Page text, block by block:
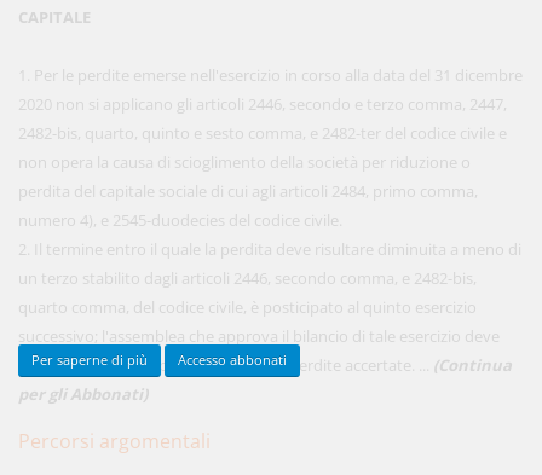
CAPITALE
1. Per le perdite emerse nell'esercizio in corso alla data del 31 dicembre
2020 non si applicano gli articoli 2446, secondo e terzo comma, 2447,
2482-bis, quarto, quinto e sesto comma, e 2482-ter del codice civile e
non opera la causa di scioglimento della società per riduzione o
perdita del capitale sociale di cui agli articoli 2484, primo comma,
numero 4), e 2545-duodecies del codice civile.
2. Il termine entro il quale la perdita deve risultare diminuita a meno di
un terzo stabilito dagli articoli 2446, secondo comma, e 2482-bis,
quarto comma, del codice civile, è posticipato al quinto esercizio
successivo; l'assemblea che approva il bilancio di tale esercizio deve
ridurre il capitale in proporzione delle perdite accertate. ... (Continua
per gli Abbonati)
Percorsi argomentali
450,00 € ANNUALI
anziché570.00€,risparmi il 21%!
Acquista ora
48,00 € MENSILI
Acquista ora
Per saperne di più Accesso abbonati